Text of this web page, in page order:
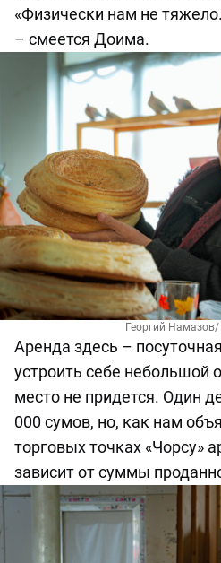
«Физически нам не
– смеется Доима.
Георгий Намазов/
Аренда здесь –
устроить себе небольшой
место не придется. Один
000 сумов, но, как нам
торговых точках «Чорсу»
зависит от суммы